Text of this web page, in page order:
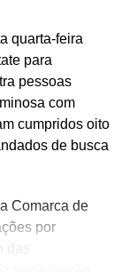
quarta-feira
para
pessoas
com
cumpridos oito
de busca
Comarca de
por